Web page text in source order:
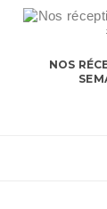
NOS